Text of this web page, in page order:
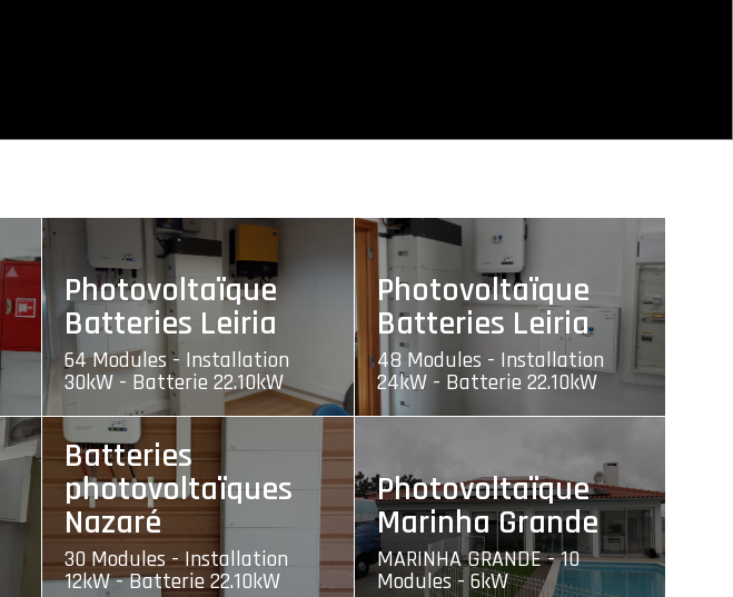
Photovoltaïque
Batteries Leiria
64 Modules - Installation
30kW - Batterie 22.10kW
Photovoltaïque
Batteries Leiria
48 Modules - Installation
24kW - Batterie 22.10kW
Batteries
photovoltaïques
Nazaré
30 Modules - Installation
12kW - Batterie 22.10kW
Photovoltaïque
Marinha Grande
MARINHA GRANDE - 10
Modules - 6kW